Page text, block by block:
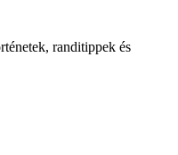
randitippek és